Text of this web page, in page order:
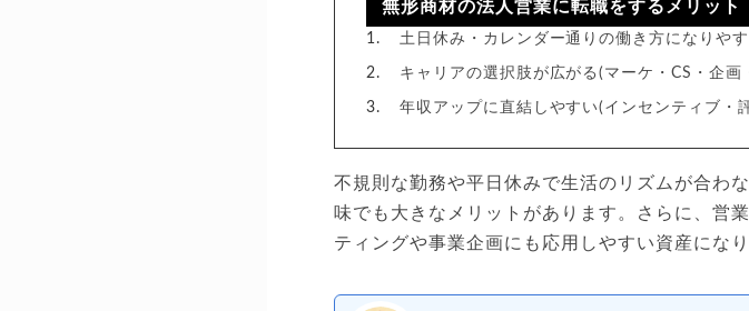
無形商材の法人営業に転職をするメリット
土日休み・カレンダー通りの働き方になりや
キャリアの選択肢が広がる(マーケ・CS・企
年収アップに直結しやすい(インセンティブ・
不規則な勤務や平日休みで生活のリズムが合わ
味でも大きなメリットがあります。さらに、営
ティングや事業企画にも応用しやすい資産になり